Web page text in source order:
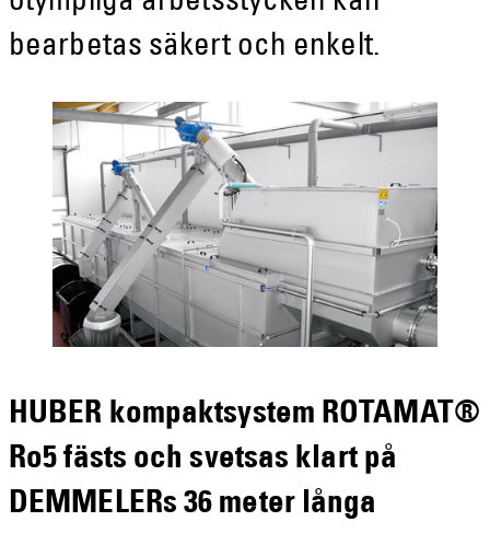
bearbetas säkert och enkelt.
HUBER kompaktsystem ROTAMAT®
Ro5 fästs och svetsas klart på
DEMMELERs 36 meter långa